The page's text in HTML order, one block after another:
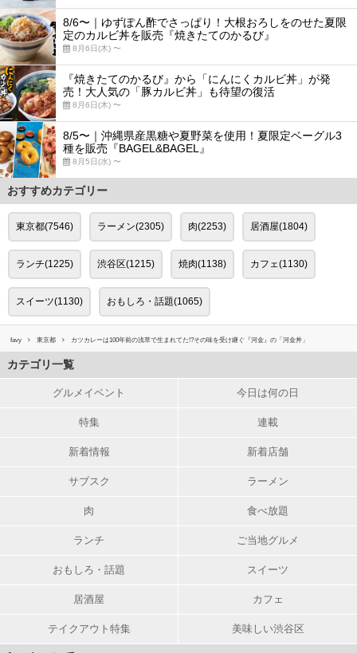
8/6〜｜ゆずぽん酢でさっぱり！大根おろしをのせた夏限
定のカルビ丼を販売『焼きたてのかるび』
8月6日(木) 〜
『焼きたてのかるび』から「にんにくカルビ丼」が発
売！大人気の「豚カルビ丼」も待望の復活
8月6日(木) 〜
8/5〜｜沖縄県産黒糖や夏野菜を使用！夏限定ベーグル3
種を販売『BAGEL&BAGEL』
8月5日(水) 〜
おすすめカテゴリー
東京都(7546) ラーメン(2305) 肉(2253) 居酒屋(1804)
ランチ(1225) 渋谷区(1215) 焼肉(1138) カフェ(1130)
スイーツ(1130) おもしろ・話題(1065)
favy 東京都 カツカレーは100年前の浅草で生まれてた!?その味を受け継ぐ『河金』の「河金丼」​
カテゴリ一覧
グルメイベント 今日は何の日
特集 連載
新着情報 新着店舗
サブスク ラーメン
肉 食べ放題
ランチ ご当地グルメ
おもしろ・話題 スイーツ
居酒屋 カフェ
テイクアウト特集 美味しい渋谷区